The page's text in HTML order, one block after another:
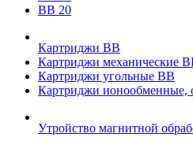
ВВ 20
Картриджи ВВ
Картриджи механические
Картриджи угольные ВВ
Картриджи ионообменные,
Утройство магнитной